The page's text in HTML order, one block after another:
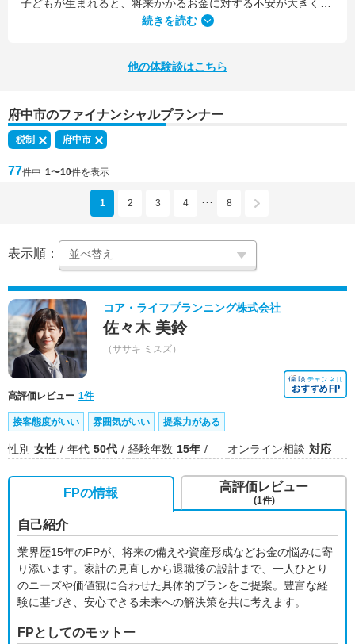
何より、とても親身になって対応してくださって大満足。うちと同じように子どもの将来のお金のことで悩んでいる友人にも教えました。
続きを読む
他の体験談はこちら
府中市のファイナンシャルプランナー
税制 府中市
77件中 1〜10件を表示
1 2 3 4 ･･･ 8
表示順：
コア・ライフプランニング株式会社
佐々木 美鈴
（ササキ ミスズ）
高評価レビュー 1件
接客態度がいい 雰囲気がいい 提案力がある
性別 女性 年代 50代 経験年数 15年 オンライン相談 対応
FPの情報
自己紹介
業界歴15年のFPが、将来の備えや資産形成などお金の悩みに寄
り添います。家計の見直しから退職後の設計まで、一人ひとり
のニーズや価値観に合わせた具体的プランをご提案。豊富な経
験に基づき、安心できる未来への解決策を共に考えます。
FPとしてのモットー
高評価レビュー
(1件)